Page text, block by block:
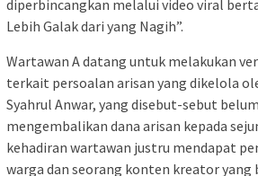
diperbincangkan melalui video viral
Lebih Galak dari yang Nagih”.
Wartawan A datang untuk melakukan
terkait persoalan arisan yang dikelola
Syahrul Anwar, yang disebut-sebut
mengembalikan dana arisan kepada
kehadiran wartawan justru mendapat
warga dan seorang konten kreator yang